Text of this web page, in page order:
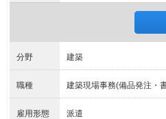
分野 建築
職種 建築現場事務(備品発注・
雇用形態 派遣